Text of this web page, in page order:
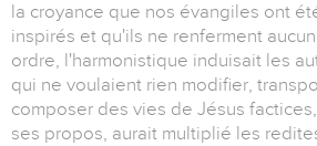
la croyance que nos évangiles ont
inspirés et qu'ils ne renferment
ordre, l'harmonistique induisait les
qui ne voulaient rien modifier,
composer des vies de Jésus
ses propos, aurait multiplié les